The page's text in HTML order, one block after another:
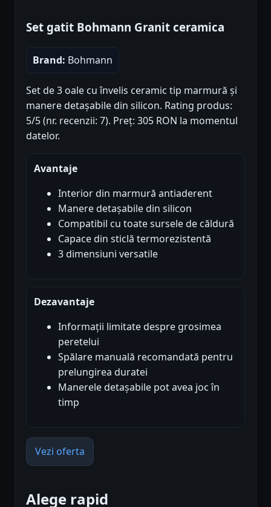
Set gatit Bohmann Granit ceramica
Brand: Bohmann
Set de 3 oale cu învelis ceramic tip marmură și
manere detașabile din silicon. Rating produs:
5/5 (nr. recenzii: 7). Preț: 305 RON la momentul
datelor.
Avantaje
Interior din marmură antiaderent
Manere detașabile din silicon
Compatibil cu toate sursele de căldură
Capace din sticlă termorezistentă
3 dimensiuni versatile
Dezavantaje
Informații limitate despre grosimea
peretelui
Spălare manuală recomandată pentru
prelungirea duratei
Manerele detașabile pot avea joc în
timp
Vezi oferta
Alege rapid